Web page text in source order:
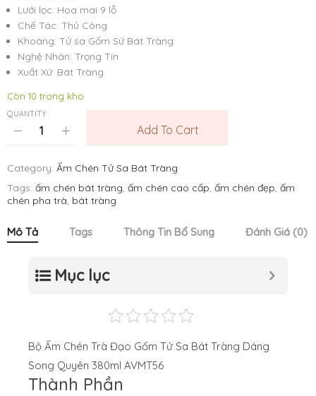
Lưới lọc: Hoa mai 9 lỗ
Chế Tác: Thủ Công
Khoáng: Tử sa Gốm Sứ Bát Tràng
Nghệ Nhân: Trọng Tín
Xuất Xứ: Bát Tràng
Còn 10 trong kho
QUANTITY:
Add To Cart
Category: Ấm Chén Tử Sa Bát Tràng
Tags: ấm chén bát tràng, ấm chén cao cấp, ấm chén đẹp, ấm
chén pha trà, bát tràng
Mô Tả Tags Thông Tin Bổ Sung Đánh Giá (0)
Mục lục
Bộ Ấm Chén Trà Đạo Gốm Tử Sa Bát Tràng Dáng
Song Quyên 380ml AVMT56
Thành Phần